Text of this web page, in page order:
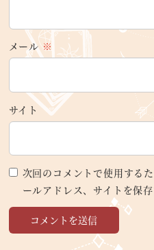
メール※
サイト
次回のコメントで使用する
ールアドレス、サイトを保